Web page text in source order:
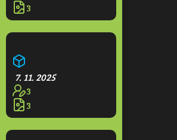
3
7. 11. 2025
3
3